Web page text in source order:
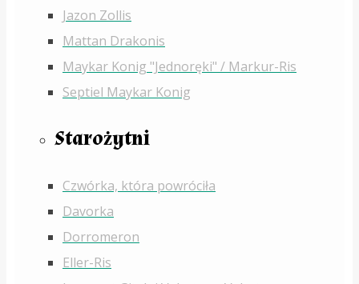
Jazon Zollis
Mattan Drakonis
Maykar Konig "Jednoręki" / Markur-Ris
Septiel Maykar Konig
Starożytni
Czwórka, która powróciła
Davorka
Dorromeron
Eller-Ris